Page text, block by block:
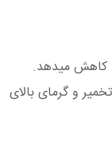
کاهش میدهد.
و گرمای بالای